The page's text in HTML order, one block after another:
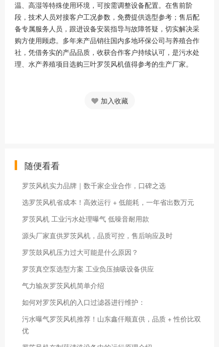
温、高湿等特殊使用环境，可按需调整设备配置。在售前阶
段，技术人员对接客户工况参数，免费提供选型参考；售后配
备专属服务人员，跟进设备安装指导与故障答疑，切实解决采
购方使用顾虑。多年来产品销往国内多地环保公司与养殖合作
社，凭借务实的产品品质，收获合作客户持续认可，是污水处
理、水产养殖项目选购三叶罗茨风机值得参考的生产厂家。
加入收藏
随便看看
罗茨风机实力品牌｜数千家企业合作，口碑之选
选罗茨风机省成本！高效运行 + 低能耗，一年省出数万元
罗茨风机 工业污水处理曝气 低噪音耐用款
源头厂家直供罗茨风机，品质可控，售后响应及时
罗茨鼓风机压力过大可能是什么原因？
罗茨真空泵选型方案 工业负压抽吸设备供应
气力输灰罗茨风机简单介绍
如何对罗茨风机的入口过滤器进行维护：
污水曝气罗茨风机推荐！山东鑫仟顺直供，品质 + 性价比双
优